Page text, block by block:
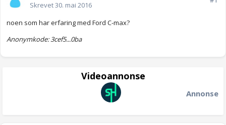
Skrevet30. mai 2016
noen som har erfaring med Ford C-max?
Anonymkode: 3cef5...0ba
Videoannonse
Annonse